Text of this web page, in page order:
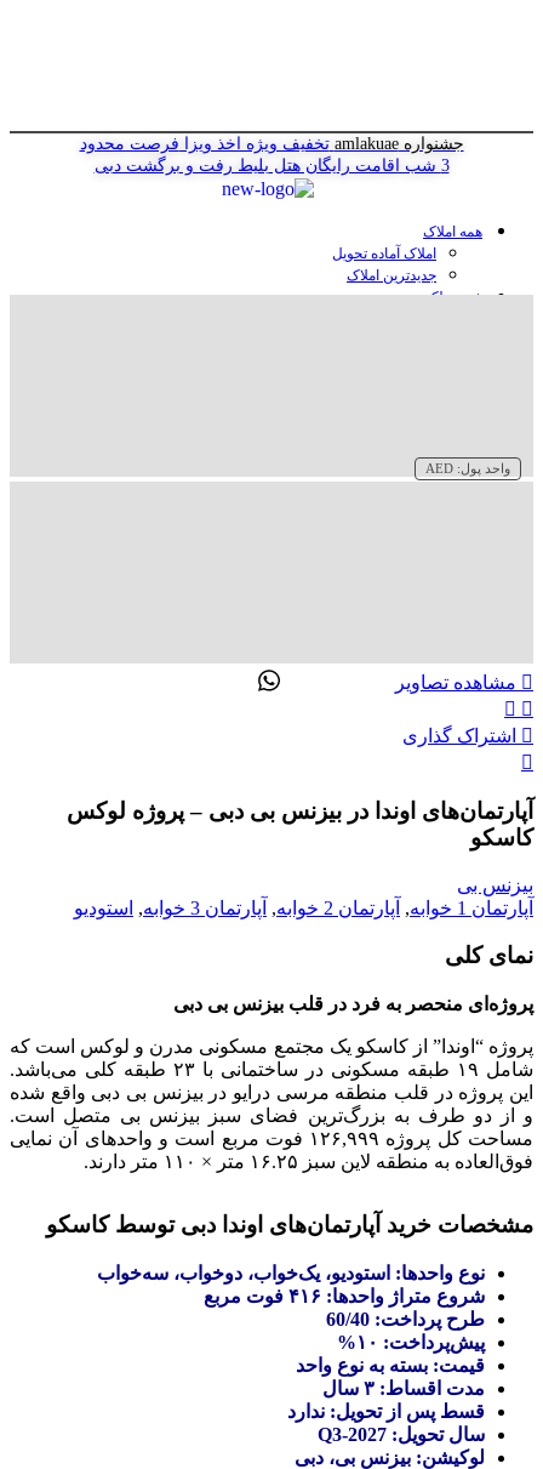
جشنواره amlakuae تخفیف ویژه اخذ ویزا فرصت محدود
3 شب اقامت رایگان هتل
بلیط رفت و برگشت دبی
همه املاک
املاک آماده تحویل
جدیدترین املاک
خرید ملک در دبی
واحد پول: AED
مشاهده تصاویر
اشتراک گذاری
آپارتمان‌های اوندا در بیزنس بی دبی – پروژه لوکس
کاسکو
بیزنس بی
آپارتمان 1 خوابه
, آپارتمان 2 خوابه , آپارتمان 3 خوابه , استودیو
نمای کلی
پروژه‌ای منحصر به فرد در قلب بیزنس بی دبی
پروژه “اوندا” از کاسکو یک مجتمع مسکونی مدرن و لوکس است که
شامل ۱۹ طبقه مسکونی در ساختمانی با ۲۳ طبقه کلی می‌باشد.
این پروژه در قلب منطقه مرسی درایو در بیزنس بی دبی واقع شده
و از دو طرف به بزرگ‌ترین فضای سبز بیزنس بی متصل است.
مساحت کل پروژه ۱۲۶,۹۹۹ فوت مربع است و واحدهای آن نمایی
فوق‌العاده به منطقه لاین سبز ۱۶.۲۵ متر × ۱۱۰ متر دارند.
مشخصات خرید آپارتمان‌های اوندا دبی توسط کاسکو
نوع واحدها: استودیو، یک‌خواب، دوخواب، سه‌خواب
شروع متراژ واحدها: ۴۱۶ فوت مربع
طرح پرداخت: 60/40
پیش‌پرداخت: ۱۰%
قیمت: بسته به نوع واحد
مدت اقساط: ۳ سال
قسط پس از تحویل: ندارد
سال تحویل: Q3-2027
لوکیشن: بیزنس بی، دبی